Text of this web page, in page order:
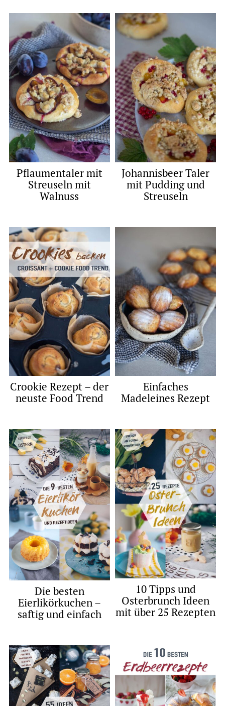
Pflaumentaler mit
Streuseln mit
Walnuss
Johannisbeer Taler
mit Pudding und
Streuseln
Crookie Rezept – der
neuste Food Trend
Einfaches
Madeleines Rezept
Die besten
Eierlikörkuchen –
saftig und einfach
10 Tipps und
Osterbrunch Ideen
mit über 25 Rezepten